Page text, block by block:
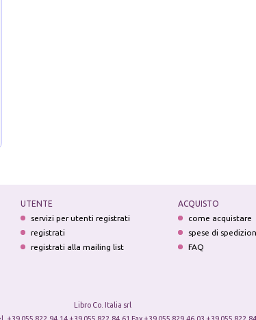
UTENTE
servizi per utenti registrati
registrati
registrati alla mailing list
ACQUISTO
come acquistare
spese di
FAQ
Libro Co. Italia srl
+39 055 822.94.14 +39 055 822.84.61 Fax +39 055 829.46.03 +39 055